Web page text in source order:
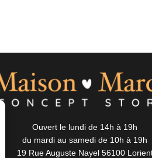
Ouvert le lundi de 14h à 19h
du mardi au samedi de 10h à 19h
19 Rue Auguste Nayel 56100